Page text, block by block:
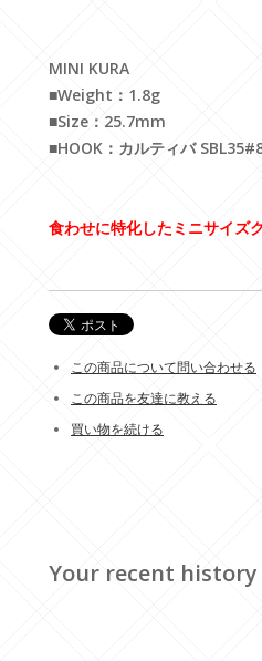
MINI KURA
■Weight：1.8g
■Size：25.7mm
■HOOK：カルティバ
食わせに特化したミニサイズ
この商品について問い合わせる
この商品を友達に教える
買い物を続ける
Your recent history